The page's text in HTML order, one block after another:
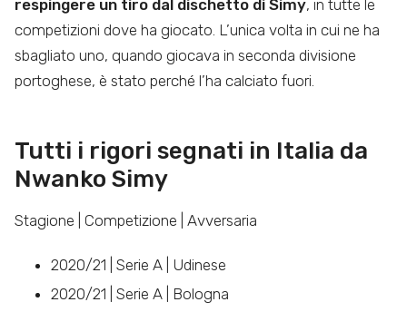
respingere un tiro dal dischetto di Simy, in tutte le
competizioni dove ha giocato. L’unica volta in cui ne ha
sbagliato uno, quando giocava in seconda divisione
portoghese, è stato perché l’ha calciato fuori.
Tutti i rigori segnati in Italia da
Nwanko Simy
Stagione | Competizione | Avversaria
2020/21 | Serie A | Udinese
2020/21 | Serie A | Bologna